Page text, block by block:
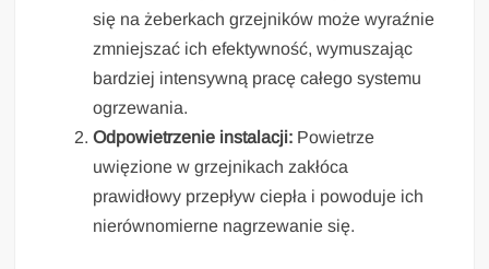
się na żeberkach grzejników może wyraźnie
zmniejszać ich efektywność, wymuszając
bardziej intensywną pracę całego systemu
ogrzewania.
Odpowietrzenie instalacji: Powietrze
uwięzione w grzejnikach zakłóca
prawidłowy przepływ ciepła i powoduje ich
nierównomierne nagrzewanie się.